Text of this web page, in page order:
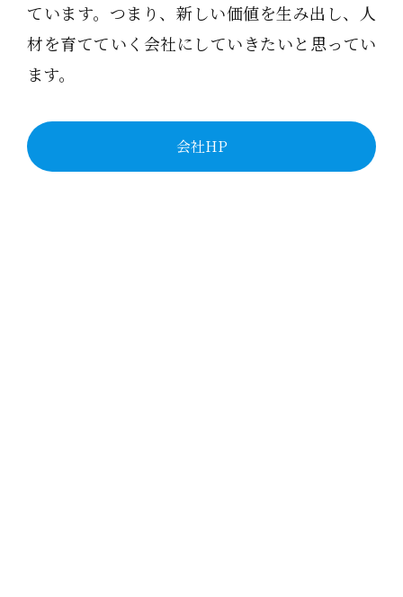
ています。つまり、新しい価値を生み出し、人
材を育てていく会社にしていきたいと思ってい
ます。
会社HP